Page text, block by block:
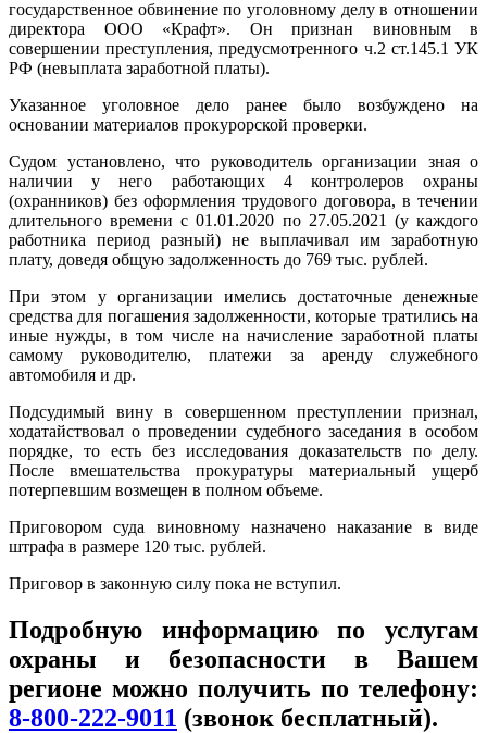
государственное обвинение по уголовному делу в отношении
директора ООО «Крафт». Он признан виновным в
совершении преступления, предусмотренного ч.2 ст.145.1 УК
РФ (невыплата заработной платы).
Указанное уголовное дело ранее было возбуждено на
основании материалов прокурорской проверки.
Судом установлено, что руководитель организации зная о
наличии у него работающих 4 контролеров охраны
(охранников) без оформления трудового договора, в течении
длительного времени с 01.01.2020 по 27.05.2021 (у каждого
работника период разный) не выплачивал им заработную
плату, доведя общую задолженность до 769 тыс. рублей.
При этом у организации имелись достаточные денежные
средства для погашения задолженности, которые тратились на
иные нужды, в том числе на начисление заработной платы
самому руководителю, платежи за аренду служебного
автомобиля и др.
Подсудимый вину в совершенном преступлении признал,
ходатайствовал о проведении судебного заседания в особом
порядке, то есть без исследования доказательств по делу.
После вмешательства прокуратуры материальный ущерб
потерпевшим возмещен в полном объеме.
Приговором суда виновному назначено наказание в виде
штрафа в размере 120 тыс. рублей.
Приговор в законную силу пока не вступил.
Подробную информацию по услугам
охраны и безопасности в Вашем
регионе можно получить по телефону:
8-800-222-9011 (звонок бесплатный).